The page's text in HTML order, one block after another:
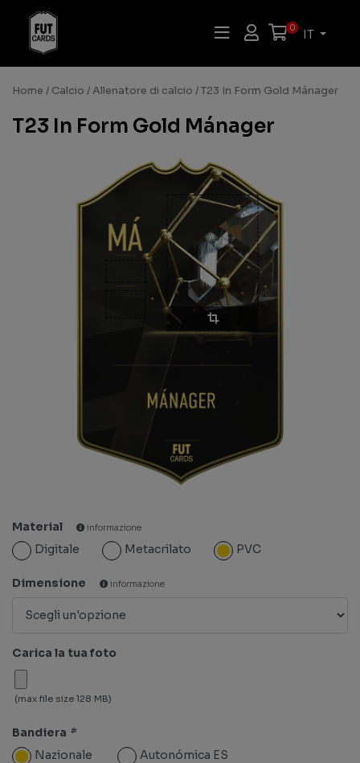
0 IT
Home / Calcio /Allenatore di calcio / T23 In Form Gold Mánager
T23 In Form Gold Mánager
Material informazione
Digitale Metacrilato PVC
Dimensione informazione
Carica la tua foto
(max file size 128 MB)
Bandiera *
Nazionale
Autonómica ES